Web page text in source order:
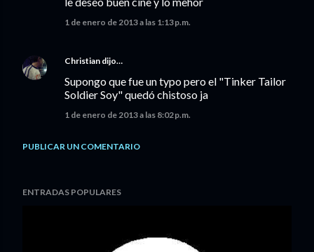
1 de enero de 2013 a las 1:13 p.m.
Christian dijo…
Supongo que fue un typo pero el "Tinker Tailor
Soldier Soy" quedó chistoso ja
1 de enero de 2013 a las 8:02 p.m.
PUBLICAR UN COMENTARIO
ENTRADAS POPULARES